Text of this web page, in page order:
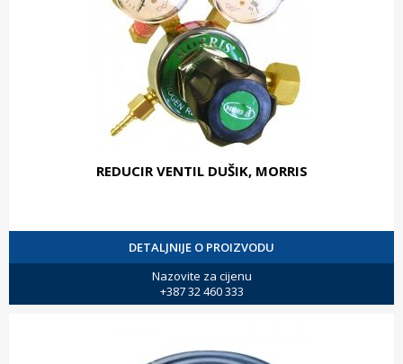
REDUCIR VENTIL DUŠIK, MORRIS
DETALJNIJE O PROIZVODU
Nazovite za cijenu
+387 32 460 333